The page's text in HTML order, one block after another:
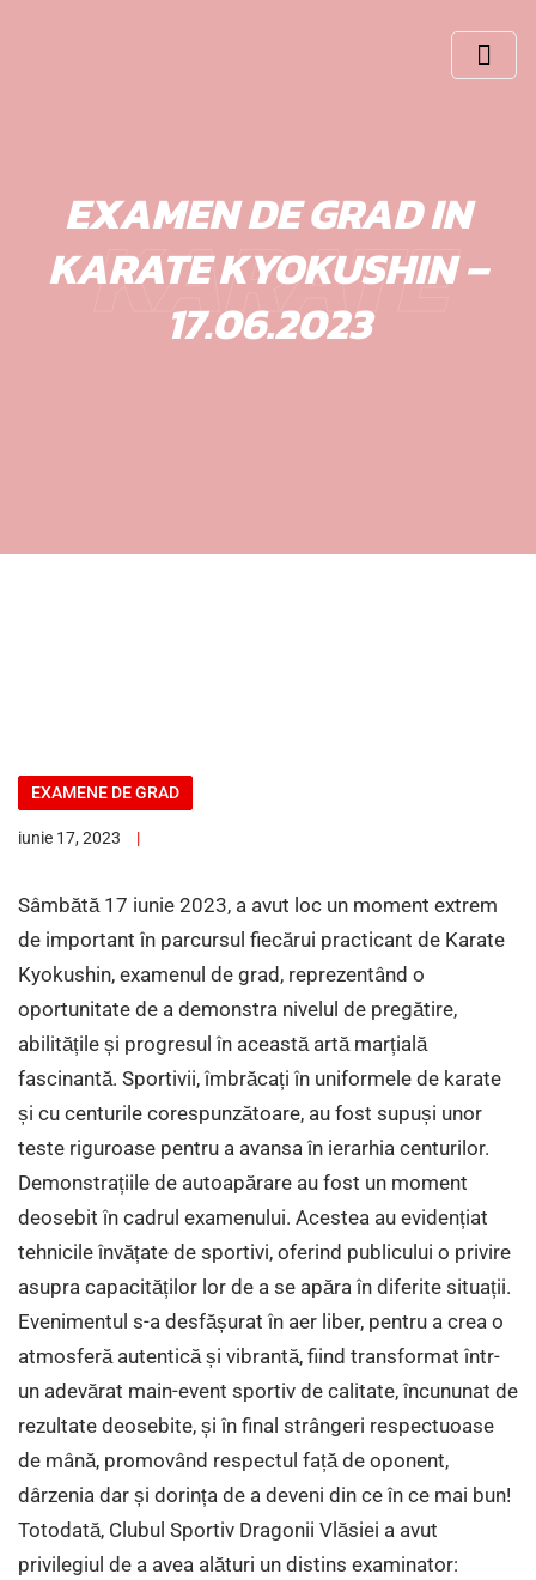
KARATE
EXAMEN DE GRAD IN
KARATE KYOKUSHIN –
17.06.2023
EXAMENE DE GRAD
iunie 17, 2023
Sâmbătă 17 iunie 2023, a avut loc un moment extrem
de important în parcursul fiecărui practicant de Karate
Kyokushin, examenul de grad, reprezentând o
oportunitate de a demonstra nivelul de pregătire,
abilitățile și progresul în această artă marțială
fascinantă. Sportivii, îmbrăcați în uniformele de karate
și cu centurile corespunzătoare, au fost supuși unor
teste riguroase pentru a avansa în ierarhia centurilor.
Demonstrațiile de autoapărare au fost un moment
deosebit în cadrul examenului. Acestea au evidențiat
tehnicile învățate de sportivi, oferind publicului o privire
asupra capacităților lor de a se apăra în diferite situații.
Evenimentul s-a desfășurat în aer liber, pentru a crea o
atmosferă autentică și vibrantă, fiind transformat într-
un adevărat main-event sportiv de calitate, încununat de
rezultate deosebite, și în final strângeri respectuoase
de mână, promovând respectul față de oponent,
dârzenia dar și dorința de a deveni din ce în ce mai bun!
Totodată, Clubul Sportiv Dragonii Vlăsiei a avut
privilegiul de a avea alături un distins examinator: